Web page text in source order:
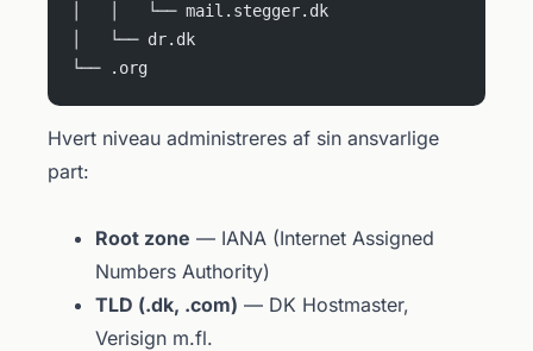
│   │   └── mail.stegger.dk
│   └── dr.dk
└── .org
Hvert niveau administreres af sin ansvarlige
part:
Root zone — IANA (Internet Assigned
Numbers Authority)
TLD (.dk, .com) — DK Hostmaster,
Verisign m.fl.